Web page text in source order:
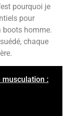
pourquoi je
pour
boots homme.
chaque
musculation :